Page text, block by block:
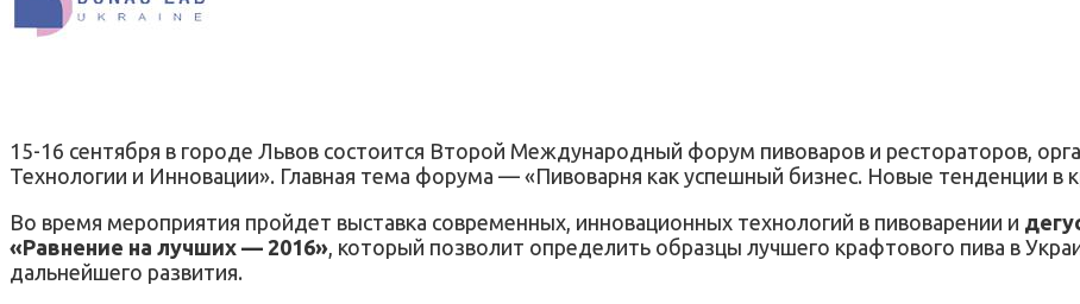
15-16 сентября в городе Львов состоится Второй Международный форум пивоваров и рестораторов,
Технологии и Инновации». Главная тема форума — «Пивоварня как успешный бизнес. Новые тенденции в
Во время мероприятия пройдет выставка современных, инновационных технологий в пивоварении и
«Равнение на лучших — 2016» , который позволит определить образцы лучшего крафтового пива в
дальнейшего развития.